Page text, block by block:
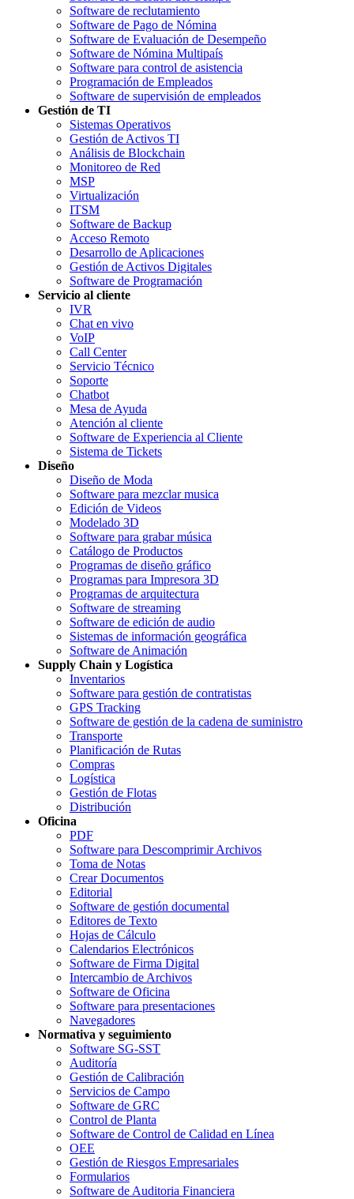
Software de reclutamiento
Software de Pago de Nómina
Software de Evaluación de Desempeño
Software de Nómina Multipaís
Software para control de asistencia
Programación de Empleados
Software de supervisión de empleados
Gestión de TI
Sistemas Operativos
Gestión de Activos TI
Análisis de Blockchain
Monitoreo de Red
MSP
Virtualización
ITSM
Software de Backup
Acceso Remoto
Desarrollo de Aplicaciones
Gestión de Activos Digitales
Software de Programación
Servicio al cliente
IVR
Chat en vivo
VoIP
Call Center
Servicio Técnico
Soporte
Chatbot
Mesa de Ayuda
Atención al cliente
Software de Experiencia al Cliente
Sistema de Tickets
Diseño
Diseño de Moda
Software para mezclar musica
Edición de Videos
Modelado 3D
Software para grabar música
Catálogo de Productos
Programas de diseño gráfico
Programas para Impresora 3D
Programas de arquitectura
Software de streaming
Software de edición de audio
Sistemas de información geográfica
Software de Animación
Supply Chain y Logística
Inventarios
Software para gestión de contratistas
GPS Tracking
Software de gestión de la cadena de suministro
Transporte
Planificación de Rutas
Compras
Logística
Gestión de Flotas
Distribución
Oficina
PDF
Software para Descomprimir Archivos
Toma de Notas
Crear Documentos
Editorial
Software de gestión documental
Editores de Texto
Hojas de Cálculo
Calendarios Electrónicos
Software de Firma Digital
Intercambio de Archivos
Software de Oficina
Software para presentaciones
Navegadores
Normativa y seguimiento
Software SG-SST
Auditoría
Gestión de Calibración
Servicios de Campo
Software de GRC
Control de Planta
Software de Control de Calidad en Línea
OEE
Gestión de Riesgos Empresariales
Formularios
Software de Auditoria Financiera